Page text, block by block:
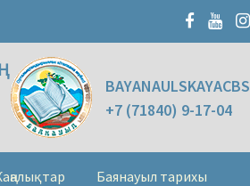
+7 (71840) 9-17-04
Баянауыл тарихы